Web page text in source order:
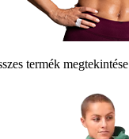
termék megtekintése